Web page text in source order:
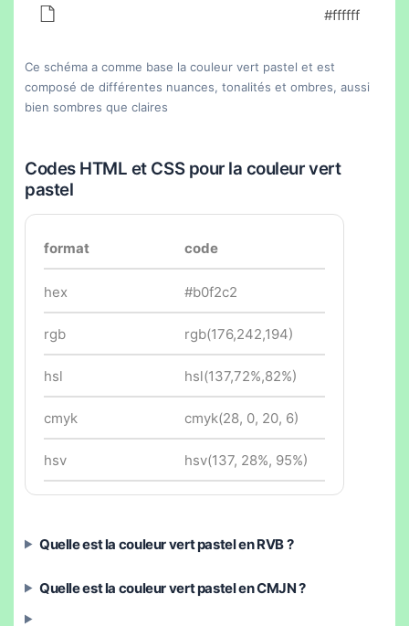
#ffffff
Ce schéma a comme base la couleur vert pastel et est
composé de différentes nuances, tonalités et ombres, aussi
bien sombres que claires
Codes HTML et CSS pour la couleur vert
pastel
format code
hex #b0f2c2
rgb rgb(176,242,194)
hsl hsl(137,72%,82%)
cmyk cmyk(28, 0, 20, 6)
hsv hsv(137, 28%, 95%)
Quelle est la couleur vert pastel en RVB ?
Quelle est la couleur vert pastel en CMJN ?